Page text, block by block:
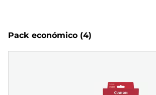
Pack económico (4)